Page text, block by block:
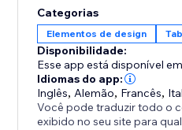
de compra em todos os
Categorias
Elementos de design
Disponibilidade:
Esse app está disponível
Idiomas do app:
Inglês, Alemão, Francês,
Você pode traduzir todo o
exibido no seu site para